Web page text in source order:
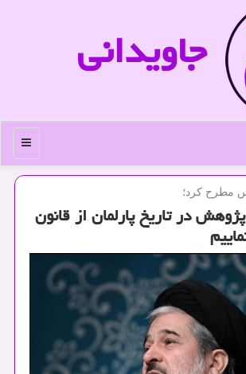
جاویدانی
منو
مطرح كرد؛
در تاریخ پارلمان از قانون